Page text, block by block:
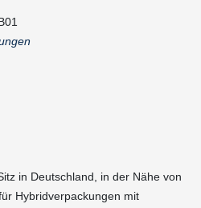
in Deutschland, in der Nähe von
Hybridverpackungen mit